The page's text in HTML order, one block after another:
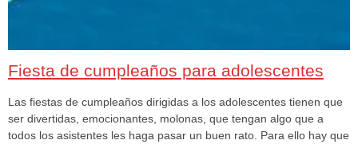
Fiesta de cumpleaños para adolescentes
Las fiestas de cumpleaños dirigidas a los adolescentes tienen que
ser divertidas, emocionantes, molonas, que tengan algo que a
todos los asistentes les haga pasar un buen rato. Para ello hay que